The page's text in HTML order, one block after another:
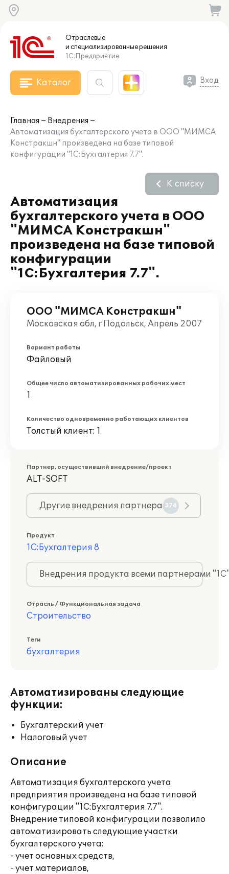
Отраслевые
и специализированныерешения
1С:Предприятие
Каталог Вход
Главная
Внедрения
Автоматизация бухгалтерского учета в ООО "МИМСА
Констракшн" произведена на базе типовой
конфигурации "1С:Бухгалтерия 7.7".
Автоматизация
бухгалтерского учета в ООО
"МИМСА Констракшн"
произведена на базе типовой
конфигурации
"1С:Бухгалтерия 7.7".
К списку
ООО "МИМСА Констракшн"
Московская обл, г Подольск, Апрель 2007
Вариант работы
Файловый
Общее число автоматизированных рабочих мест
1
Количество одновременно работающих клиентов
Толстый клиент: 1
Партнер, осуществивший внедрение/проект
ALT-SOFT
Другие внедрения партнера 374
Продукт
1С:Бухгалтерия 8
Внедрения продукта всеми партнерами
Отрасль / Функциональная задача
Строительство
Теги
бухгалтерия
Автоматизированы следующие
функции:
Бухгалтерский учет
Налоговый учет
Описание
Автоматизация бухгалтерского учета
предприятия произведена на базе типовой
конфигурации "1С:Бухгалтерия 7.7".
Внедрение типовой конфигурации позволило
автоматизировать следующие участки
бухгалтерского учета:
- учет основных средств,
- учет материалов,